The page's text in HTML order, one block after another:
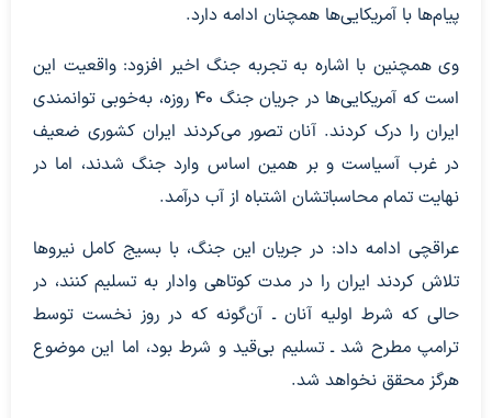
پیام‌ها با آمریکایی‌ها همچنان ادامه دارد.
وی همچنین با اشاره به تجربه جنگ اخیر افزود: واقعیت این
است که آمریکایی‌ها در جریان جنگ ۴۰ روزه، به‌خوبی توانمندی
ایران را درک کردند. آنان تصور می‌کردند ایران کشوری ضعیف
در غرب آسیاست و بر همین اساس وارد جنگ شدند، اما در
نهایت تمام محاسباتشان اشتباه از آب درآمد.
عراقچی ادامه داد: در جریان این جنگ، با بسیج کامل نیروها
تلاش کردند ایران را در مدت کوتاهی وادار به تسلیم کنند، در
حالی که شرط اولیه آنان ـ آن‌گونه که در روز نخست توسط
ترامپ مطرح شد ـ تسلیم بی‌قید و شرط بود، اما این موضوع
هرگز محقق نخواهد شد.